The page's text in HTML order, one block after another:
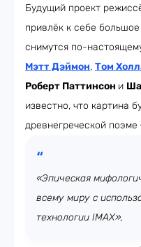
Будущий проект
привлёк к себе
снимутся по-
Мэтт Дэймон, Том
Роберт Паттинсон и
известно, что картина
древнегреческой поэме
«Эпическая
всему миру с
технологии IMAX»,